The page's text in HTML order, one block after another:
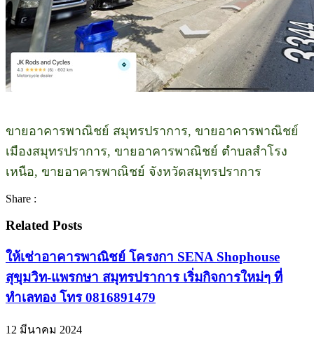
ขายอาคารพาณิชย์ สมุทรปราการ, ขายอาคารพาณิชย์
เมืองสมุทรปราการ, ขายอาคารพาณิชย์ ตำบลสำโรง
เหนือ, ขายอาคารพาณิชย์ จังหวัดสมุทรปราการ
Share :
Related Posts
ให้เช่าอาคารพาณิชย์ โครงกา SENA Shophouse
สุขุมวิท-แพรกษา สมุทรปราการ เริ่มกิจการใหม่ๆ ที่
ทำเลทอง โทร 0816891479
12 มีนาคม 2024